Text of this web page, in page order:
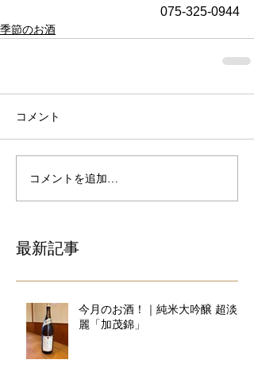
075-325-0944
季節のお酒
コメント
コメントを追加…
最新記事
今月のお酒！｜純米大吟醸 超淡
麗「加茂錦」